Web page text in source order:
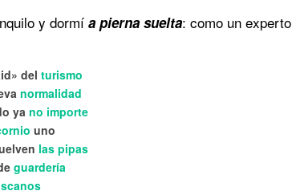
y dormí a pierna suelta: como un experto
del turismo
normalidad
ya no importe
uno
las pipas
guardería